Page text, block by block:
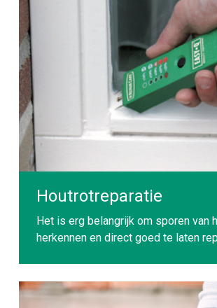
Houtrotreparatie
Het is erg belangrijk om sporen van
herkennen en direct goed te laten